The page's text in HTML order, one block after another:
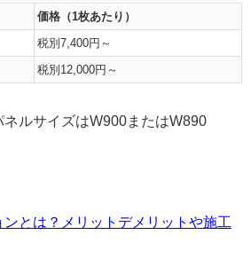
価格 （1枚あたり）
税別7,400円～
税別12,000円～
ルサイズはW900またはW890
とは？メリットデメリットや施工